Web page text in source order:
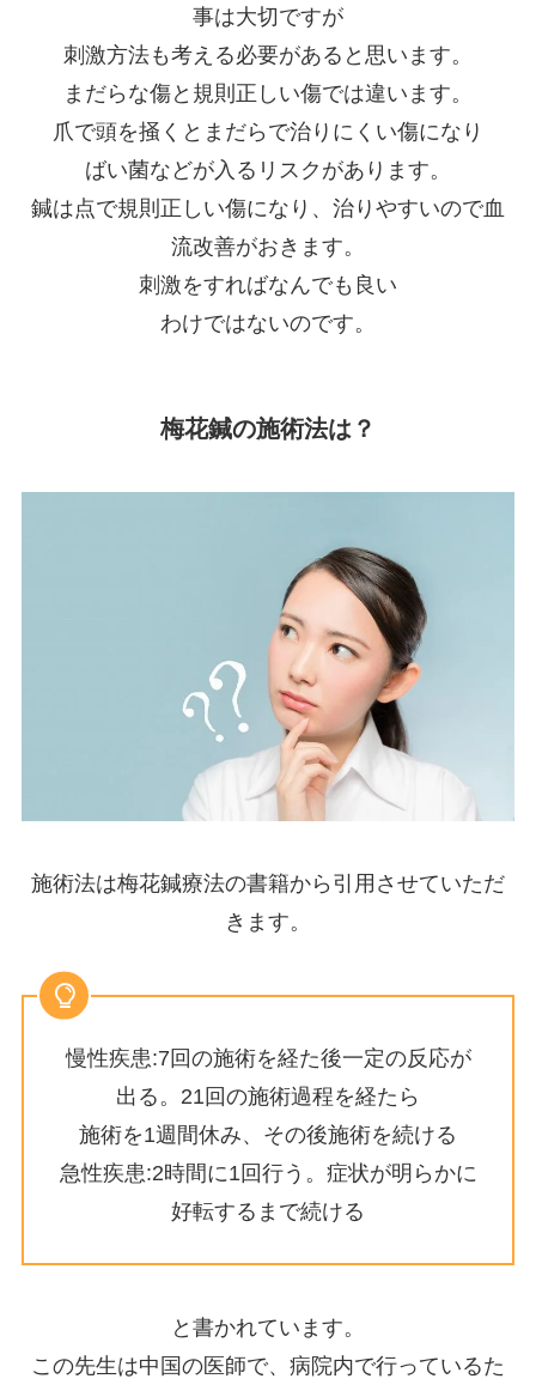
事は大切ですが
刺激方法も考える必要があると思います。
まだらな傷と規則正しい傷では違います。
爪で頭を掻くとまだらで治りにくい傷になり
ばい菌などが入るリスクがあります。
鍼は点で規則正しい傷になり、治りやすいので血
流改善がおきます。
刺激をすればなんでも良い
わけではないのです。
梅花鍼の施術法は？
施術法は梅花鍼療法の書籍から引用させていただ
きます。
慢性疾患:7回の施術を経た後一定の反応が
出る。21回の施術過程を経たら
施術を1週間休み、その後施術を続ける
急性疾患:2時間に1回行う。症状が明らかに
好転するまで続ける
と書かれています。
この先生は中国の医師で、病院内で行っているた